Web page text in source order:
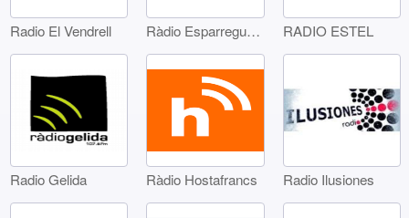
Radio El Vendrell Ràdio Esparreguera RADIO ESTEL
Radio Gelida Ràdio Hostafrancs Radio Ilusiones